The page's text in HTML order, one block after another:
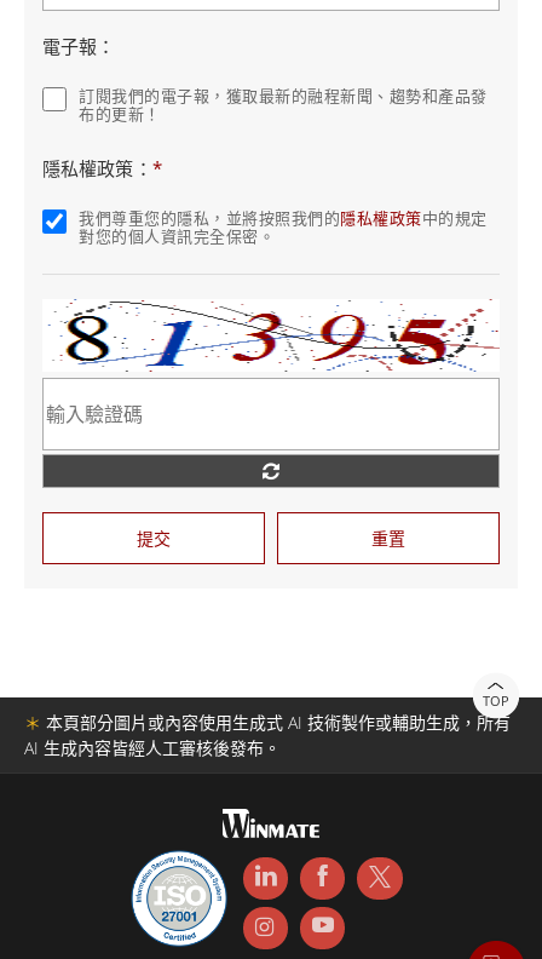
電子報：
訂閱我們的電子報，獲取最新的融程新聞、趨勢和產品發
布的更新！
隱私權政策： *
我們尊重您的隱私，並將按照我們的隱私權政策中的規定
對您的個人資訊完全保密。
提交 重置
TOP
＊ 本頁部分圖片或內容使用生成式 AI 技術製作或輔助生成，所有
AI 生成內容皆經人工審核後發布。